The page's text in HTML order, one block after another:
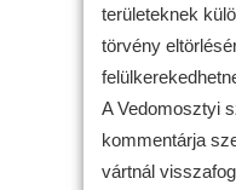
területeknek
törvény
A Vedomosztyi
kommentárja
vártnál